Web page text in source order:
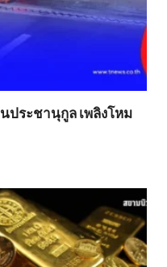
ประชานุกูล เพลิงโหม